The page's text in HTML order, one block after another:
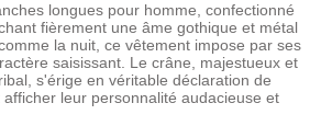
longues pour homme, confectionné
fièrement une âme gothique et métal
la nuit, ce vêtement impose par ses
saisissant. Le crâne, majestueux et
s'érige en véritable déclaration de
leur personnalité audacieuse et